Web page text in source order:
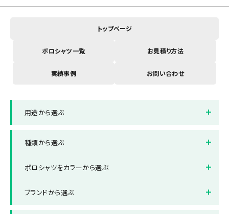
トップページ
ポロシャツ一覧 お見積り方法
実績事例 お問い合わせ
用途から選ぶ
種類から選ぶ
半袖ポロシャツ
ポロシャツをカラーから選ぶ
ホワイト
ブランドから選ぶ